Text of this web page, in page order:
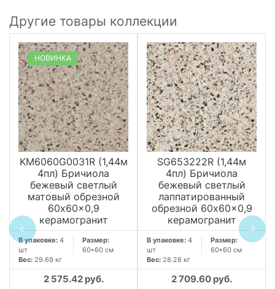
Другие товары коллекции
НОВИНКА
KM6060G0031R (1,44м
4пл) Бричиола
бежевый светлый
матовый обрезной
60x60x0,9
керамогранит
В упаковке: 4
шт
Размер:
60*60 см
Вес: 29.69 кг
2 575.42 руб.
SG653222R (1,44м
4пл) Бричиола
бежевый светлый
лаппатированный
обрезной 60x60x0,9
керамогранит
В упаковке: 4
шт
Размер:
60*60 см
Вес: 28.28 кг
2 709.60 руб.